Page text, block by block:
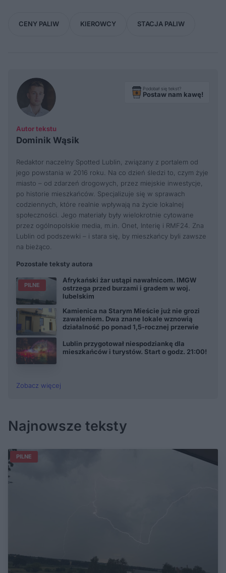
CENY PALIW KIEROWCY STACJA PALIW
Autor tekstu
Dominik Wąsik
Podobał się tekst?
Postaw nam kawę!
Redaktor naczelny Spotted Lublin, związany z portalem od
jego powstania w 2016 roku. Na co dzień śledzi to, czym żyje
miasto – od zdarzeń drogowych, przez miejskie inwestycje,
po historie mieszkańców. Specjalizuje się w sprawach
codziennych, które realnie wpływają na życie lokalnej
społeczności. Jego materiały były wielokrotnie cytowane
przez ogólnopolskie media, m.in. Onet, Interię i RMF24. Zna
Lublin od podszewki – i stara się, by mieszkańcy byli zawsze
na bieżąco.
Pozostałe teksty autora
PILNE
Afrykański żar ustąpi nawałnicom. IMGW
ostrzega przed burzami i gradem w woj.
lubelskim
Kamienica na Starym Mieście już nie grozi
zawaleniem. Dwa znane lokale wznowią
działalność po ponad 1,5-rocznej przerwie
Lublin przygotował niespodziankę dla
mieszkańców i turystów. Start o godz. 21:00!
Zobacz więcej
Najnowsze teksty
PILNE